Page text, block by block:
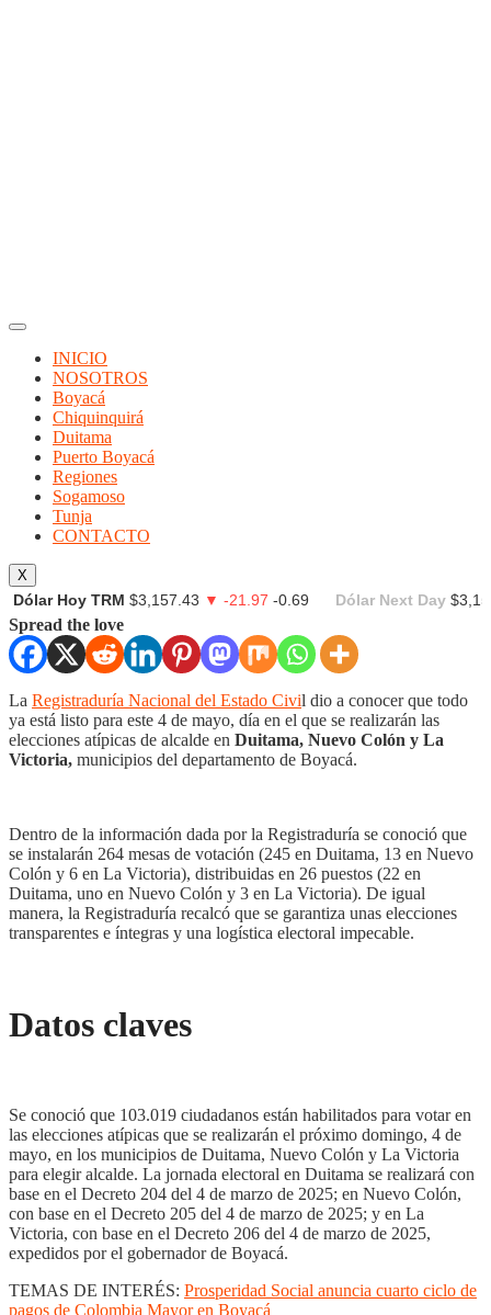
INICIO
NOSOTROS
Boyacá
Chiquinquirá
Duitama
Puerto Boyacá
Regiones
Sogamoso
Tunja
CONTACTO
X
Dólar Hoy TRM $3,157.43 ▼ -21.97 -0.69 Dólar Next Day
Spread the love
La Registraduría Nacional del Estado Civil dio a conocer que todo
ya está listo para este 4 de mayo, día en el que se realizarán las
elecciones atípicas de alcalde en Duitama, Nuevo Colón y La
Victoria, municipios del departamento de Boyacá.
Dentro de la información dada por la Registraduría se conoció que
se instalarán 264 mesas de votación (245 en Duitama, 13 en Nuevo
Colón y 6 en La Victoria), distribuidas en 26 puestos (22 en
Duitama, uno en Nuevo Colón y 3 en La Victoria). De igual
manera, la Registraduría recalcó que se garantiza unas elecciones
transparentes e íntegras y una logística electoral impecable.
Datos claves
Se conoció que 103.019 ciudadanos están habilitados para votar en
las elecciones atípicas que se realizarán el próximo domingo, 4 de
mayo, en los municipios de Duitama, Nuevo Colón y La Victoria
para elegir alcalde. La jornada electoral en Duitama se realizará con
base en el Decreto 204 del 4 de marzo de 2025; en Nuevo Colón,
con base en el Decreto 205 del 4 de marzo de 2025; y en La
Victoria, con base en el Decreto 206 del 4 de marzo de 2025,
expedidos por el gobernador de Boyacá.
TEMAS DE INTERÉS: Prosperidad Social anuncia cuarto ciclo de
pagos de Colombia Mayor en Boyacá